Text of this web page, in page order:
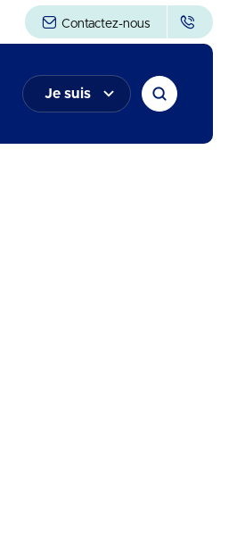
Contactez-nous
Je suis